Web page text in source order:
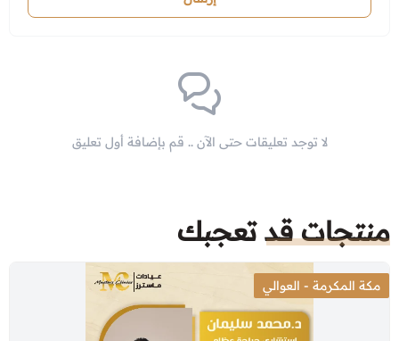
لا توجد تعليقات حتى الآن .. قم بإضافة أول تعليق
منتجات قد تعجبك
مكة المكرمة - العوالي